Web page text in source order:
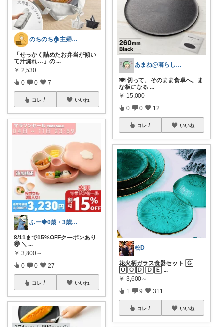
のちのち🏠主婦のお買い物room
「せっかく詰めたお弁当が傾い
て汁漏れ…」の ...
￥ 2,530
0 0 7
コレ いいね
ふー🍓0歳・3歳のワンオペママ
8/11まで15%OFFクーポンあり
🉐 ＼ ...
￥ 3,800～
0 0 27
コレ いいね
あまね@暮らしを整えるルーム
🍽️ 切って、そのまま食卓へ。ま
な板になる ...
￥ 15,000
0 0 12
コレ いいね
松D
花火柄ガラス食器セット 🄶
🄾🄾🄳 🄳🄴 ...
￥ 3,600～
1 9 311
コレ いいね